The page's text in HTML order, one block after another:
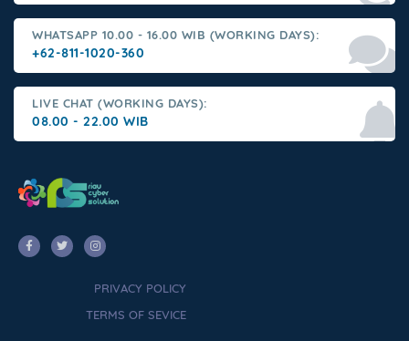
WHATSAPP 10.00 - 16.00 WIB (WORKING DAYS):
+62-811-1020-360
LIVE CHAT (WORKING DAYS):
08.00 - 22.00 WIB
PRIVACY POLICY
TERMS OF SEVICE